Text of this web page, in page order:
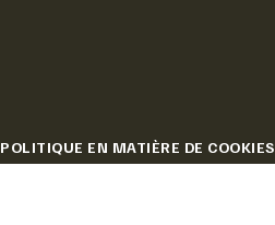
POLITIQUE EN MATIÈRE DE COOKIES